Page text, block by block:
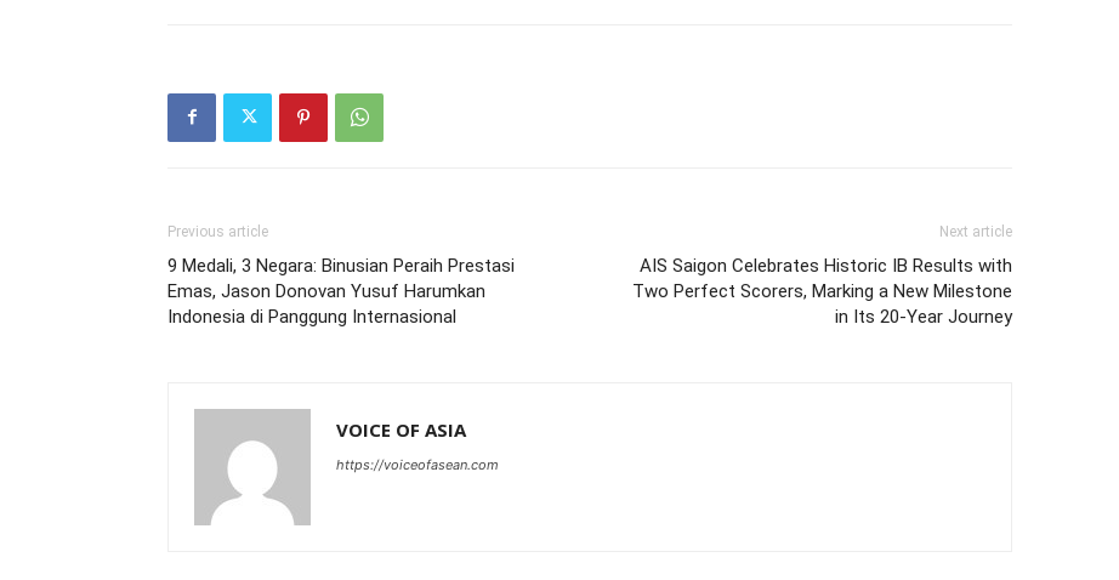
Previous article
9 Medali, 3 Negara: Binusian Peraih Prestasi
Emas, Jason Donovan Yusuf Harumkan
Indonesia di Panggung Internasional
Next article
AIS Saigon Celebrates Historic IB Results with
Two Perfect Scorers, Marking a New Milestone
in Its 20-Year Journey
VOICE OF ASIA
https://voiceofasean.com